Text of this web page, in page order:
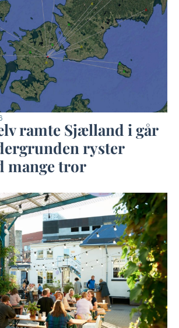
ramte Sjælland i går
ryster
mange tror